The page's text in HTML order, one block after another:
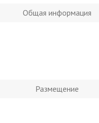
Общая информация
Размещение